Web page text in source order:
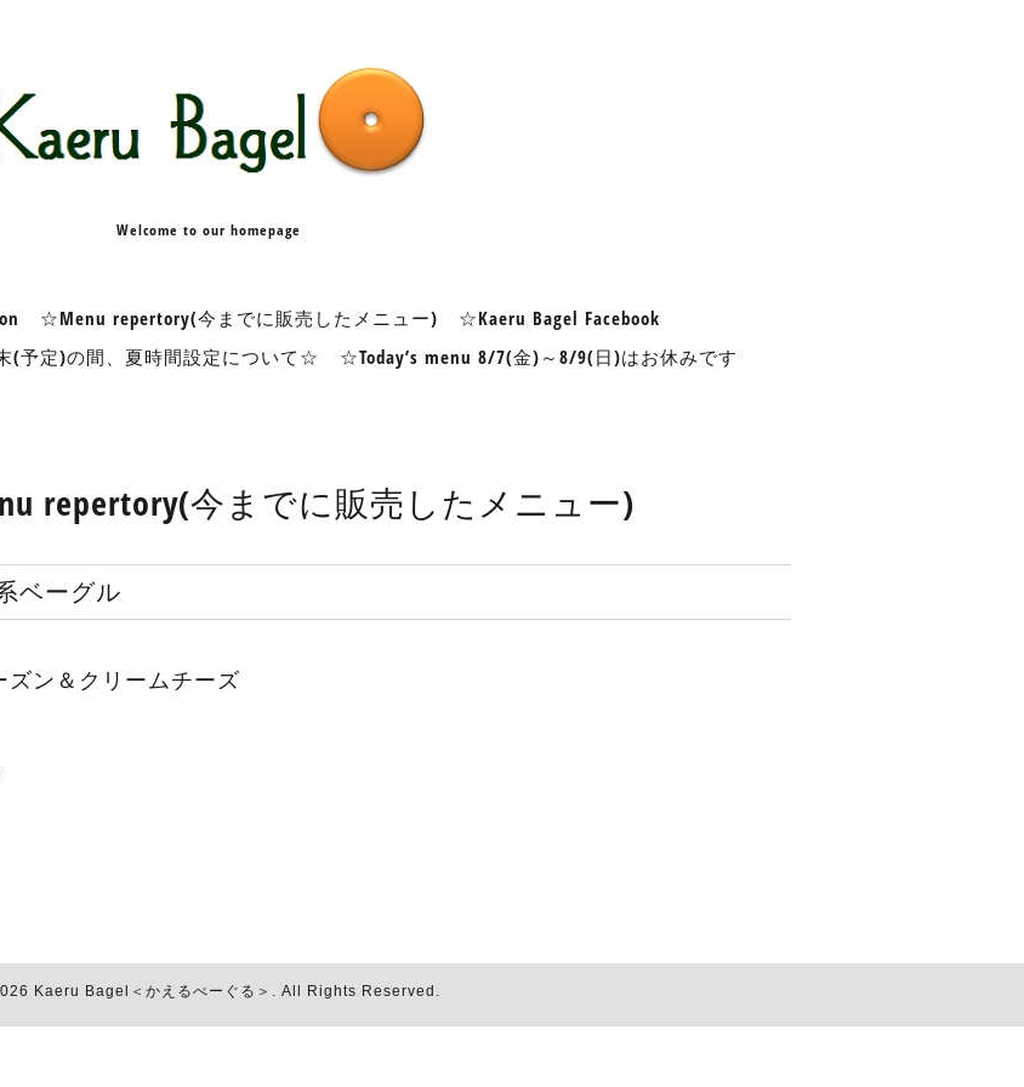
Welcome to our homepage
☆Menu repertory(今までに販売したメニュー)
☆Kaeru Bagel Facebook
(予定)の間、夏時間設定について☆ ☆Today’s menu 8/7(金)～8/9(日)はお休みです
repertory(今までに販売したメニュー)
ベーグル
ズン＆クリームチーズ
Kaeru Bagel＜かえるべーぐる＞ . All Rights Reserved.